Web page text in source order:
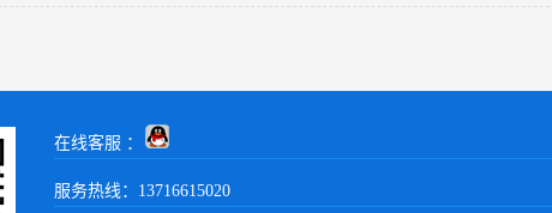
在线客服 ：
服务热线：13716615020